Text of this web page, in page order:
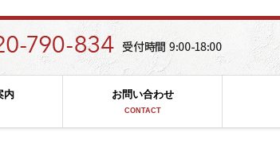
内 お問い合わせ
CONTACT